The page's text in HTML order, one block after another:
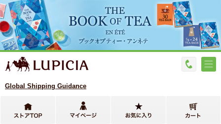
Global Shipping Guidance